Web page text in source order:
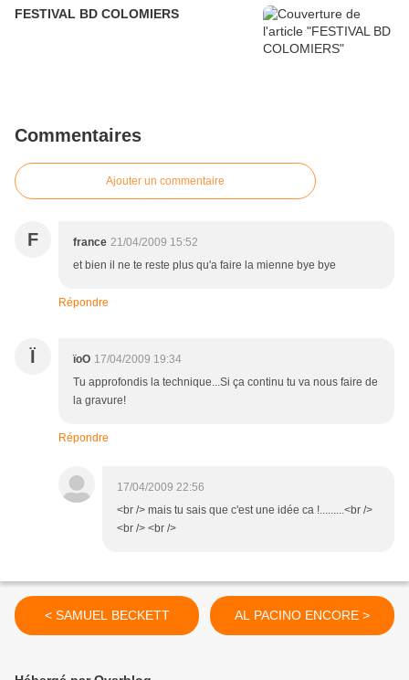
FESTIVAL BD COLOMIERS
Commentaires
Ajouter un commentaire
F france 21/04/2009 15:52
et bien il ne te reste plus qu'a faire la mienne bye bye
Répondre
Ï ïoO 17/04/2009 19:34
Tu approfondis la technique...Si ça continu tu va nous faire de
la gravure!
Répondre
17/04/2009 22:56
<br /> mais tu sais que c'est une idée ca !.........<br />
<br /> <br />
< SAMUEL BECKETT AL PACINO ENCORE >